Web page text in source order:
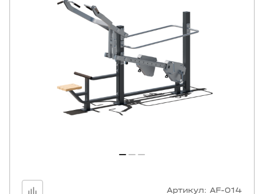
Артикул: AF-014